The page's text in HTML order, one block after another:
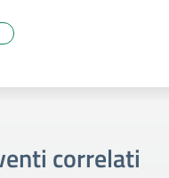
correlati